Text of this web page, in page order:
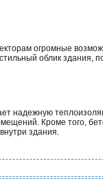
огромные
облик здания,
надежную
Кроме того,
здания.